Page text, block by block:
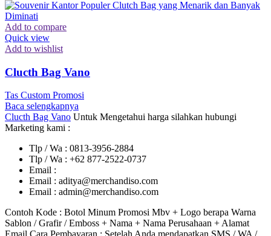
Add to compare
Quick view
Add to wishlist
Clucth Bag Vano
Tas Custom Promosi
Baca selengkapnya
Clucth Bag Vano Untuk Mengetahui harga silahkan hubungi
Marketing kami :
Tlp / Wa : 0813-3956-2884
Tlp / Wa : +62 877-2522-0737
Email :
Email : aditya@merchandiso.com
Email : admin@merchandiso.com
Contoh Kode : Botol Minum Promosi Mbv + Logo berapa Warna
Sablon / Grafir / Emboss + Nama + Nama Perusahaan + Alamat